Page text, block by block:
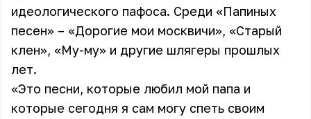
идеологического пафоса. Среди «Папиных
песен» – «Дорогие мои москвичи», «Старый
клен», «Му-му» и другие шлягеры прошлых
лет.
«Это песни, которые любил мой папа и
которые сегодня я сам могу спеть своим